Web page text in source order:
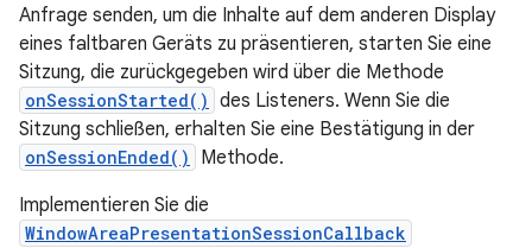
Anfrage senden, um die Inhalte auf dem anderen Display
eines faltbaren Geräts zu präsentieren, starten Sie eine
Sitzung, die zurückgegeben wird über die Methode
onSessionStarted() des Listeners. Wenn Sie die
Sitzung schließen, erhalten Sie eine Bestätigung in der
onSessionEnded()
Methode.
Implementieren Sie die
WindowAreaPresentationSessionCallback